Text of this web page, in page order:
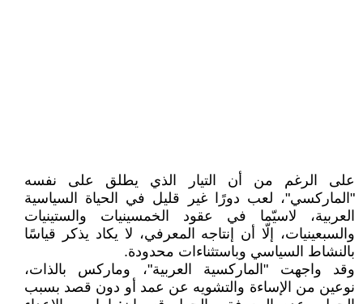
على الرغم من أن التيار الذي يطلق على نفسه
"الماركسي"، لعب دورًا غير قليل في الحياة السياسية
العربية، لاسيّما في عقود الخمسينيات والستينيات
والسبعينيات، إلّا أن إنتاجه المعرفي، لا يكاد يذكر قياسًا
بالنشاط السياسي وباستثناءات محدودة.
وقد واجهت "الماركسية العربية"، وماركس بالذات،
نوعين من الإساءة والتشويه عن عمد أو دون قصد بسبب